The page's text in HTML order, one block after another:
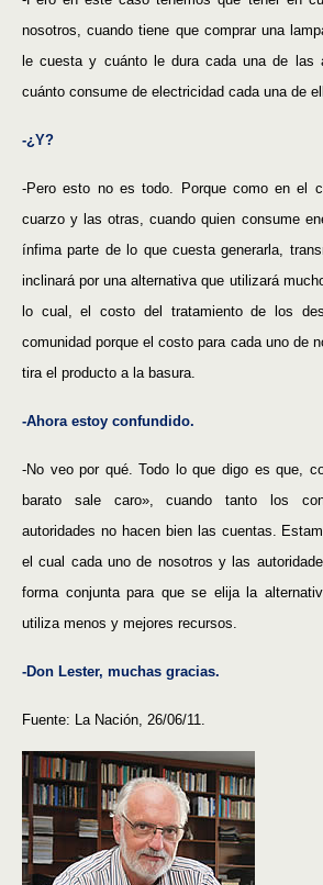
nosotros, cuando tiene que comprar una
le cuesta y cuánto le dura cada una de las
cuánto consume de electricidad cada una de
-¿Y?
-Pero esto no es todo. Porque como en el
cuarzo y las otras, cuando quien consume
ínfima parte de lo que cuesta generarla,
inclinará por una alternativa que utilizará
lo cual, el costo del tratamiento de los
comunidad porque el costo para cada uno de
tira el producto a la basura.
-Ahora estoy confundido.
-No veo por qué. Todo lo que digo es que,
barato sale caro», cuando tanto los
autoridades no hacen bien las cuentas.
el cual cada uno de nosotros y las
forma conjunta para que se elija la
utiliza menos y mejores recursos.
-Don Lester, muchas gracias.
Fuente: La Nación, 26/06/11.